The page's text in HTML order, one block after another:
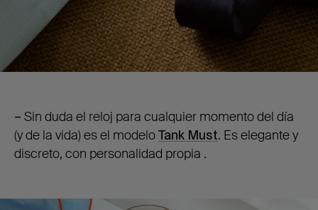
– Sin duda el reloj para cualquier momento del día
(y de la vida) es el modeloTank Must. Es elegante y
discreto, con personalidad propia .